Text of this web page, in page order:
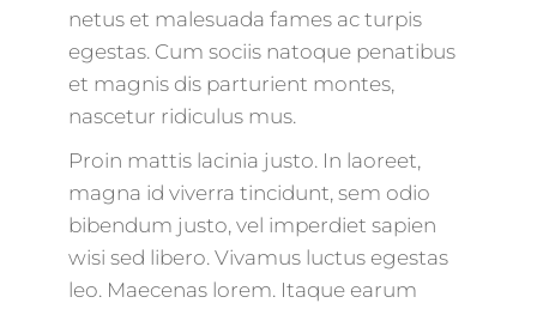
netus et malesuada fames ac turpis
egestas. Cum sociis natoque penatibus
et magnis dis parturient montes,
nascetur ridiculus mus.
Proin mattis lacinia justo. In laoreet,
magna id viverra tincidunt, sem odio
bibendum justo, vel imperdiet sapien
wisi sed libero. Vivamus luctus egestas
leo. Maecenas lorem. Itaque earum